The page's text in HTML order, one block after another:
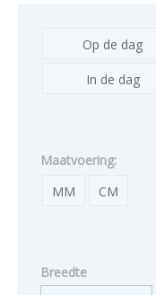
Op de dag
In de dag
Maatvoering:
MM
CM
Breedte